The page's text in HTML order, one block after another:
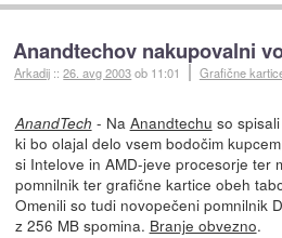
Anandtechov nakupovalni
Arkadij ::26. avg 2003ob 11:01 Grafične
AnandTech - Na Anandtechu so
ki bo olajal delo vsem bodočim
si Intelove in AMD-jeve procesorje ter
pomnilnik ter grafične kartice obeh
Omenili so tudi novopečeni pomnilnik
z 256 MB spomina. Branje obvezno.